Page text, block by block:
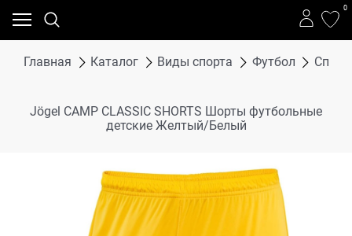
0
Главная Каталог Виды спорта Футбол
Jögel CAMP CLASSIC SHORTS Шорты футбольные
детские Желтый/Белый